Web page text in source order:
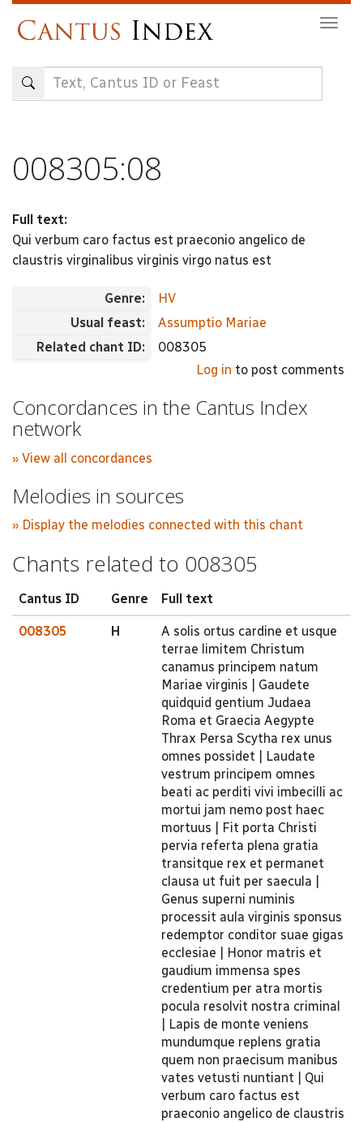
content
008305:08
Full text:
Qui verbum caro factus est praeconio angelico de
claustris virginalibus virginis virgo natus est
Genre:
HV
Usual feast:
Assumptio Mariae
Related chant ID:
008305
Log in to post comments
Concordances in the Cantus Index
network
» View all concordances
Melodies in sources
» Display the melodies connected with this chant
Chants related to 008305
Cantus ID Genre Full text
008305 H
A solis ortus cardine et usque
terrae limitem Christum
canamus principem natum
Mariae virginis | Gaudete
quidquid gentium Judaea
Roma et Graecia Aegypte
Thrax Persa Scytha rex unus
omnes possidet | Laudate
vestrum principem omnes
beati ac perditi vivi imbecilli ac
mortui jam nemo post haec
mortuus | Fit porta Christi
pervia referta plena gratia
transitque rex et permanet
clausa ut fuit per saecula |
Genus superni numinis
processit aula virginis sponsus
redemptor conditor suae gigas
ecclesiae | Honor matris et
gaudium immensa spes
credentium per atra mortis
pocula resolvit nostra criminal
| Lapis de monte veniens
mundumque replens gratia
quem non praecisum manibus
vates vetusti nuntiant | Qui
verbum caro factus est
praeconio angelico de claustris